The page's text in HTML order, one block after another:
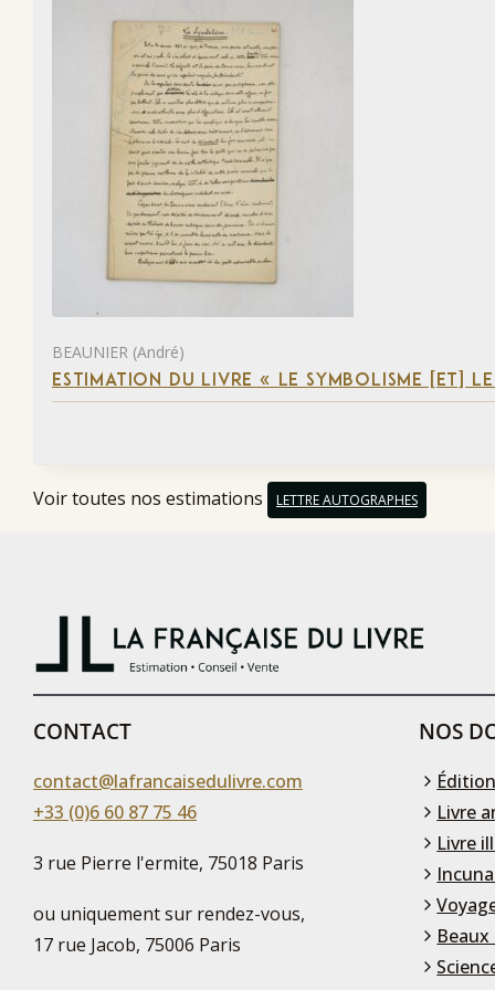
BEAUNIER (André)
ESTIMATION DU LIVRE « LE SYMBOLISME [ET]
Voir toutes nos estimations LETTRE AUTOGRAPHES
CONTACT
contact@lafrancaisedulivre.com
+33 (0)6 60 87 75 46
3 rue Pierre l'ermite, 75018 Paris
ou uniquement sur rendez-vous,
17 rue Jacob, 75006 Paris
NOS
Livre
Livre